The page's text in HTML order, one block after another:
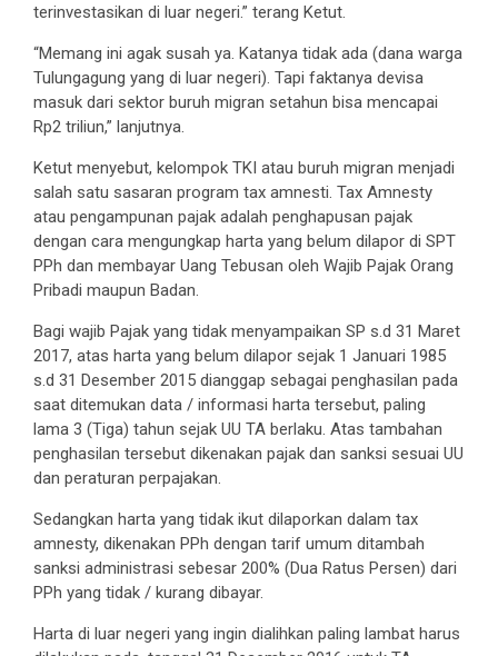
terinvestasikan di luar negeri.” terang Ketut.
“Memang ini agak susah ya. Katanya tidak ada (dana warga
Tulungagung yang di luar negeri). Tapi faktanya devisa
masuk dari sektor buruh migran setahun bisa mencapai
Rp2 triliun,” lanjutnya.
Ketut menyebut, kelompok TKI atau buruh migran menjadi
salah satu sasaran program tax amnesti. Tax Amnesty
atau pengampunan pajak adalah penghapusan pajak
dengan cara mengungkap harta yang belum dilapor di SPT
PPh dan membayar Uang Tebusan oleh Wajib Pajak Orang
Pribadi maupun Badan.
Bagi wajib Pajak yang tidak menyampaikan SP s.d 31 Maret
2017, atas harta yang belum dilapor sejak 1 Januari 1985
s.d 31 Desember 2015 dianggap sebagai penghasilan pada
saat ditemukan data / informasi harta tersebut, paling
lama 3 (Tiga) tahun sejak UU TA berlaku. Atas tambahan
penghasilan tersebut dikenakan pajak dan sanksi sesuai UU
dan peraturan perpajakan.
Sedangkan harta yang tidak ikut dilaporkan dalam tax
amnesty, dikenakan PPh dengan tarif umum ditambah
sanksi administrasi sebesar 200% (Dua Ratus Persen) dari
PPh yang tidak / kurang dibayar.
Harta di luar negeri yang ingin dialihkan paling lambat harus